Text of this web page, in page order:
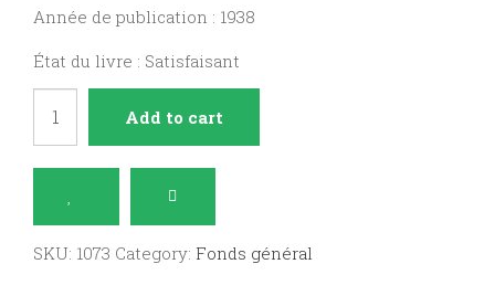
Année de publication : 1938
État du livre : Satisfaisant
la
correspondance
Add to cart
SKU: 1073 Category: Fonds général